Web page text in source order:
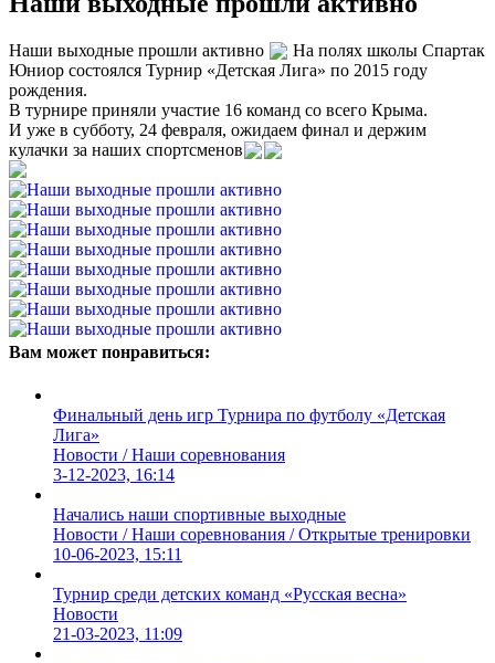
Наши выходные прошли активно
На полях школы Спартак
Юниор состоялся Турнир «Детская Лига» по 2015 году
рождения.
В турнире приняли участие 16 команд со всего Крыма.
И уже в субботу, 24 февраля, ожидаем финал и держим
кулачки за наших спортсменов
Вам может понравиться:
Финальный день игр Турнира по футболу «Детская
Лига»
Новости / Наши соревнования
3-12-2023, 16:14
Начались наши спортивные выходные
Новости / Наши соревнования / Открытые тренировки
10-06-2023, 15:11
Турнир среди детских команд «Русская весна»
Новости
21-03-2023, 11:09